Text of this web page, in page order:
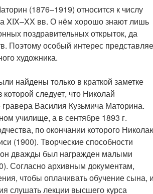
(1876–1919) относится к числу
XIX–XX вв. О нём хорошо знают лишь
поздравительных открыток, да
Поэтому особый интерес
художника.
найдены только в краткой заметке
следует, что Николай
Василия Кузьмича Маторина.
училище, а в сентябре 1893 г.
по окончании которого
(1900). Творческие способности
дважды был награжден малыми
Согласно архивным документам,
чтобы оплачивать обучение сына, и
слушать лекции высшего курса